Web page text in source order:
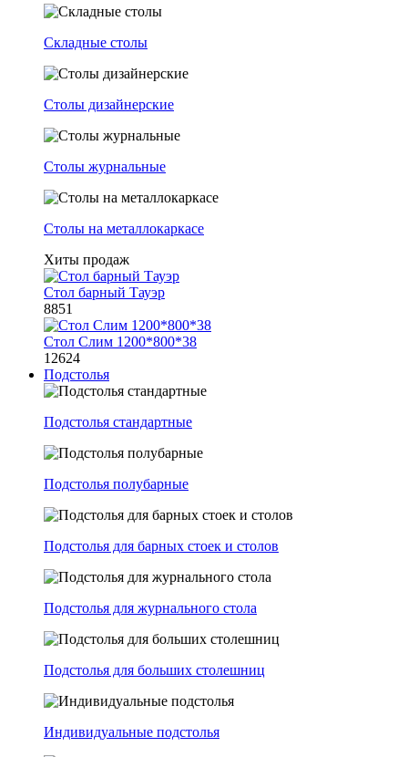
Складные столы
Столы дизайнерские
Столы журнальные
Столы на металлокаркасе
Хиты продаж
Стол барный Тауэр
8851
Стол Слим 1200*800*38
12624
Подстолья
Подстолья стандартные
Подстолья полубарные
Подстолья для барных стоек и столов
Подстолья для журнального стола
Подстолья для больших столешниц
Индивидуальные подстолья